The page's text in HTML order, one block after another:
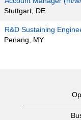
Stuttgart, DE
R&D Sustaining
Penang, MY